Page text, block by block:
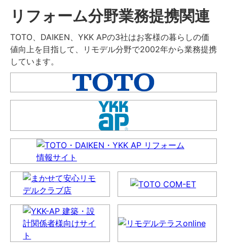
リフォーム分野業務提携関連
TOTO、DAIKEN、YKK APの3社はお客様の暮らしの価
値向上を目指して、リモデル分野で2002年から業務提携
しています。